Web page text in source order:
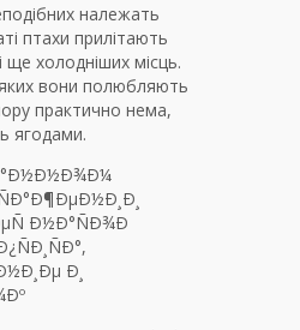
належать
птахи прилітають
ще холодніших місць.
вони полюбляють
практично нема,
ягодами.